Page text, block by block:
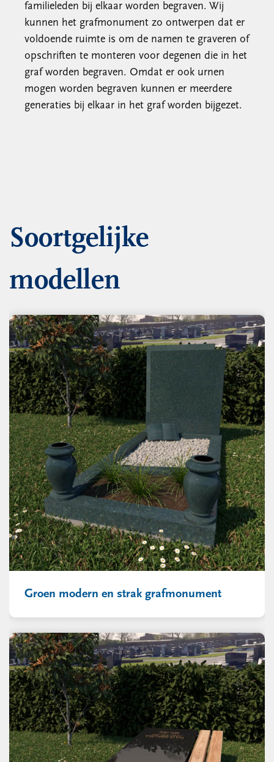
familieleden bij elkaar worden begraven. Wij
kunnen het grafmonument zo ontwerpen dat er
voldoende ruimte is om de namen te graveren of
opschriften te monteren voor degenen die in het
graf worden begraven. Omdat er ook urnen
mogen worden begraven kunnen er meerdere
generaties bij elkaar in het graf worden bijgezet.
Soortgelijke
modellen
Groen modern en strak grafmonument